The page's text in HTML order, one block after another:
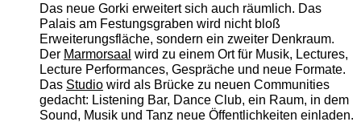
Das neue Gorki erweitert sich auch räumlich. Das
Palais am Festungsgraben wird nicht bloß
Erweiterungsfläche, sondern ein zweiter Denkraum.
Der Marmorsaal wird zu einem Ort für Musik, Lectures,
Lecture Performances, Gespräche und neue Formate.
Das Studiowird als Brücke zu neuen Communities
gedacht: Listening Bar, Dance Club, ein Raum, in dem
Sound, Musik und Tanz neue Öffentlichkeiten einladen.